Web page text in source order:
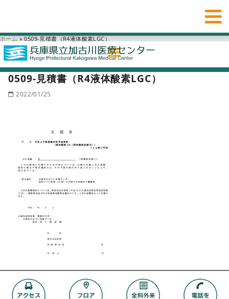
ホーム » 0509-見積書（R4液体酸素LGC）
0509-見積書（R4液体酸素LGC）
2022/01/25